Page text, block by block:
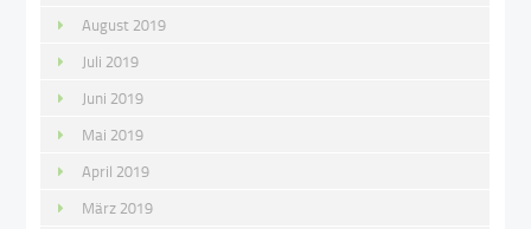
August 2019
Juli 2019
Juni 2019
Mai 2019
April 2019
März 2019